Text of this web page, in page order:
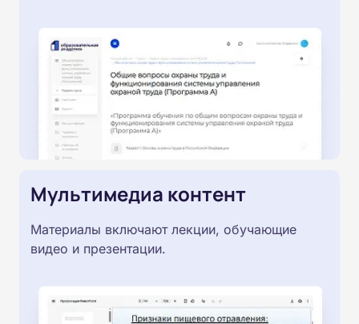
Мультимедиа контент
Материалы включают лекции, обучающие
видео и презентации.